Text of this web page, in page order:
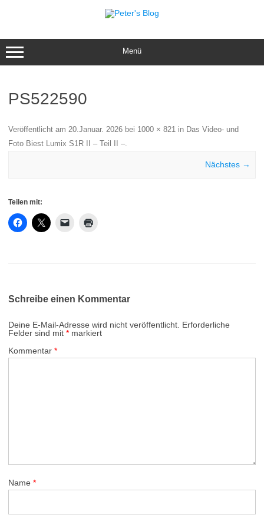
Menü
PS522590
Veröffentlicht am 20.Januar. 2026 bei 1000 × 821 in Das Video- und
Foto Biest Lumix S1R II – Teil II –.
Nächstes →
Teilen mit:
Schreibe einen Kommentar
Deine E-Mail-Adresse wird nicht veröffentlicht. Erforderliche
Felder sind mit * markiert
Kommentar *
Name *